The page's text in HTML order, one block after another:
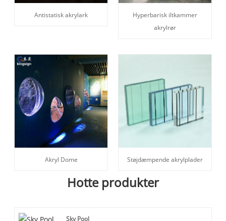
Antistatisk akrylark
Hyperbarisk iltkammer
akrylrør
Akryl Dome Støjdæmpende akrylplader
Hotte produkter
Sky Pool